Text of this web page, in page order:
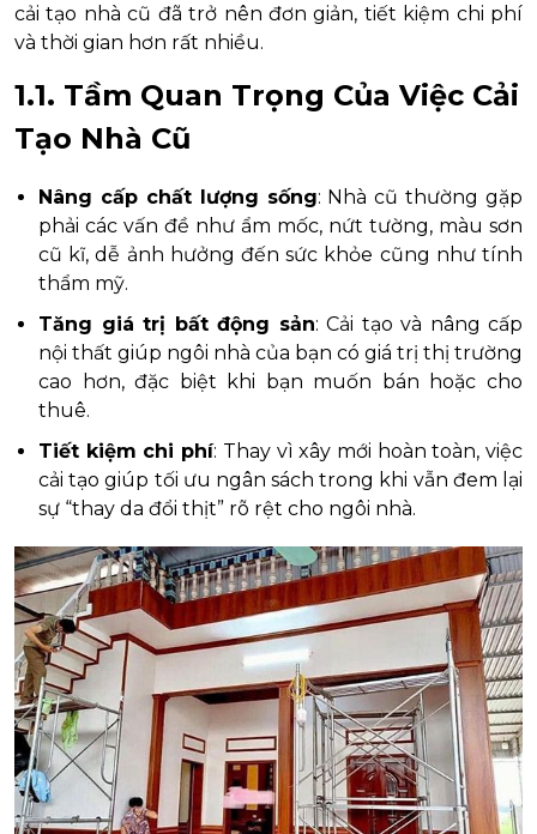
cải tạo nhà cũ đã trở nên đơn giản, tiết kiệm chi phí
và thời gian hơn rất nhiều.
1.1. Tầm Quan Trọng Của Việc Cải
Tạo Nhà Cũ
Nâng cấp chất lượng sống: Nhà cũ thường gặp
phải các vấn đề như ẩm mốc, nứt tường, màu sơn
cũ kĩ, dễ ảnh hưởng đến sức khỏe cũng như tính
thẩm mỹ.
Tăng giá trị bất động sản: Cải tạo và nâng cấp
nội thất giúp ngôi nhà của bạn có giá trị thị trường
cao hơn, đặc biệt khi bạn muốn bán hoặc cho
thuê.
Tiết kiệm chi phí: Thay vì xây mới hoàn toàn, việc
cải tạo giúp tối ưu ngân sách trong khi vẫn đem lại
sự “thay da đổi thịt” rõ rệt cho ngôi nhà.